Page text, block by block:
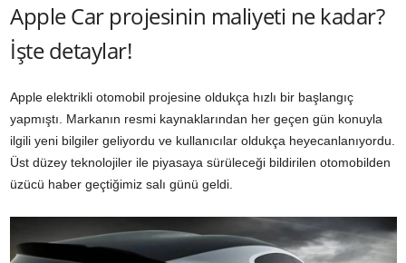
Apple Car projesinin maliyeti ne kadar?
İşte detaylar!
Apple elektrikli otomobil projesine oldukça hızlı bir başlangıç
yapmıştı. Markanın resmi kaynaklarından her geçen gün konuyla
ilgili yeni bilgiler geliyordu ve kullanıcılar oldukça heyecanlanıyordu.
Üst düzey teknolojiler ile piyasaya sürüleceği bildirilen otomobilden
üzücü haber geçtiğimiz salı günü geldi.